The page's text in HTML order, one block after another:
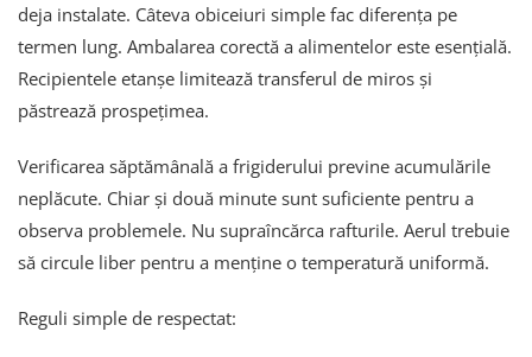
deja instalate. Câteva obiceiuri simple fac diferența pe
termen lung. Ambalarea corectă a alimentelor este esențială.
Recipientele etanșe limitează transferul de miros și
păstrează prospețimea.
Verificarea săptămânală a frigiderului previne acumulările
neplăcute. Chiar și două minute sunt suficiente pentru a
observa problemele. Nu supraîncărca rafturile. Aerul trebuie
să circule liber pentru a menține o temperatură uniformă.
Reguli simple de respectat: